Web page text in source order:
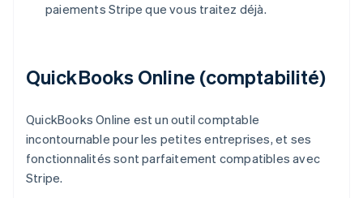
paiements Stripe que vous traitez déjà.
QuickBooks Online (comptabilité)
QuickBooks Online est un outil comptable
incontournable pour les petites entreprises, et ses
fonctionnalités sont parfaitement compatibles avec
Stripe.